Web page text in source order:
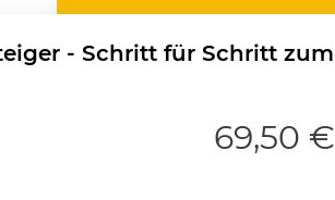
- Schritt für Schritt zum
69,50 €